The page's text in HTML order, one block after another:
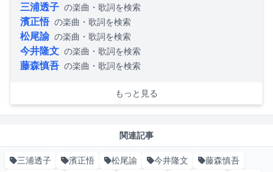
三浦透子 の楽曲・歌詞を検索
濱正悟 の楽曲・歌詞を検索
松尾諭 の楽曲・歌詞を検索
今井隆文 の楽曲・歌詞を検索
藤森慎吾 の楽曲・歌詞を検索
もっと見る
関連記事
三浦透子 濱正悟 松尾諭 今井隆文
藤森慎吾